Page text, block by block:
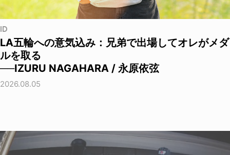
ID
LA五輪への意気込み：兄弟で出場してオレがメダ
ルを取る
──IZURU NAGAHARA / 永原依弦
2026.08.05